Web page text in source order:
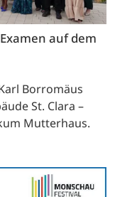
auf dem
Borromäus
St. Clara –
Mutterhaus.